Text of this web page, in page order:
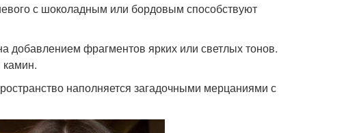
с шоколадным или бордовым способствуют
добавлением фрагментов ярких или светлых тонов.
наполняется загадочными мерцаниями с